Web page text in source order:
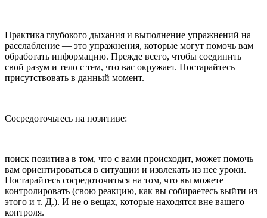
Практика глубокого дыхания и выполнение упражнений на
расслабление — это упражнения, которые могут помочь вам
обработать информацию. Прежде всего, чтобы соединить
свой разум и тело с тем, что вас окружает. Постарайтесь
присутствовать в данный момент.
Сосредоточьтесь на позитиве:
поиск позитива в том, что с вами происходит, может помочь
вам ориентироваться в ситуации и извлекать из нее уроки.
Постарайтесь сосредоточиться на том, что вы можете
контролировать (свою реакцию, как вы собираетесь выйти из
этого и т. Д.). И не о вещах, которые находятся вне вашего
контроля.